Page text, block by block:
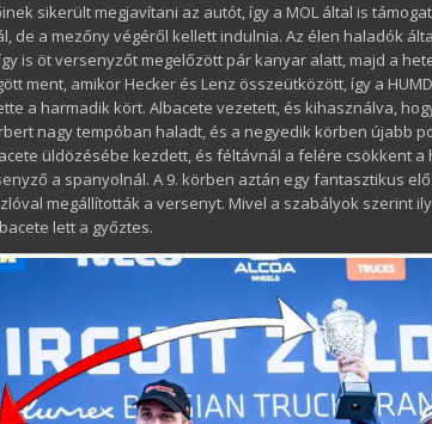
sikerült megjavítani az autót, így a MOL által is
de a mezőny végéről kellett indulnia. Az élen haladók
is öt versenyzőt megelőzött pár kanyar alatt, majd a
ment, amikor Hecker és Lenz összeütközött, így a
a harmadik kört. Albacete vezetett, és kihasználva,
nagy tempóban haladt, és a negyedik körben újabb
üldözésébe kezdett, és féltávnál a felére csökkent
a spanyolnál. A 9. körben aztán egy fantasztikus
megállították a versenyt. Mivel a szabályok szerint
lett a győztes.